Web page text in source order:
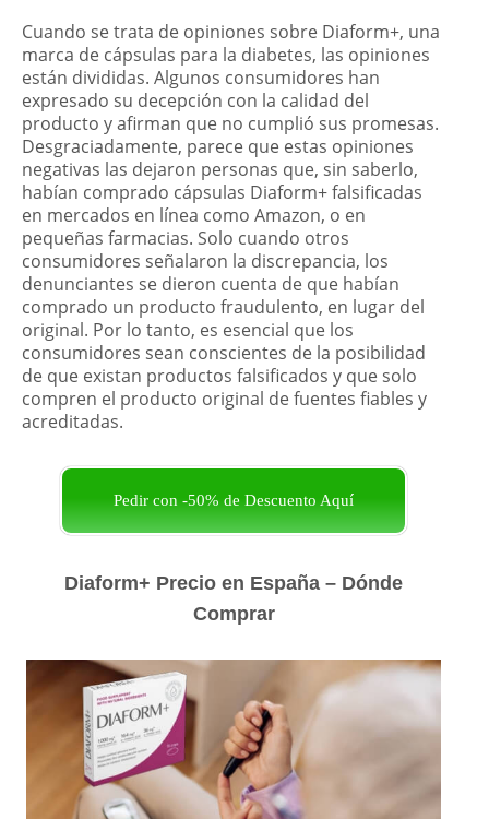
Cuando se trata de opiniones sobre Diaform+, una
marca de cápsulas para la diabetes, las opiniones
están divididas. Algunos consumidores han
expresado su decepción con la calidad del
producto y afirman que no cumplió sus promesas.
Desgraciadamente, parece que estas opiniones
negativas las dejaron personas que, sin saberlo,
habían comprado cápsulas Diaform+ falsificadas
en mercados en línea como Amazon, o en
pequeñas farmacias. Solo cuando otros
consumidores señalaron la discrepancia, los
denunciantes se dieron cuenta de que habían
comprado un producto fraudulento, en lugar del
original. Por lo tanto, es esencial que los
consumidores sean conscientes de la posibilidad
de que existan productos falsificados y que solo
compren el producto original de fuentes fiables y
acreditadas.
Pedir con -50% de Descuento Aquí
Diaform+ Precio en España – Dónde
Comprar